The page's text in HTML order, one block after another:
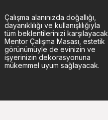
Çalışma alanınızda doğallığı,
dayanıklılığı ve kullanışlılığıyla
tüm beklentilerinizi karşılayacak
Mentor Çalışma Masası, estetik
görünümüyle de evinizin ve
işyerinizin dekorasyonuna
mükemmel uyum sağlayacak.